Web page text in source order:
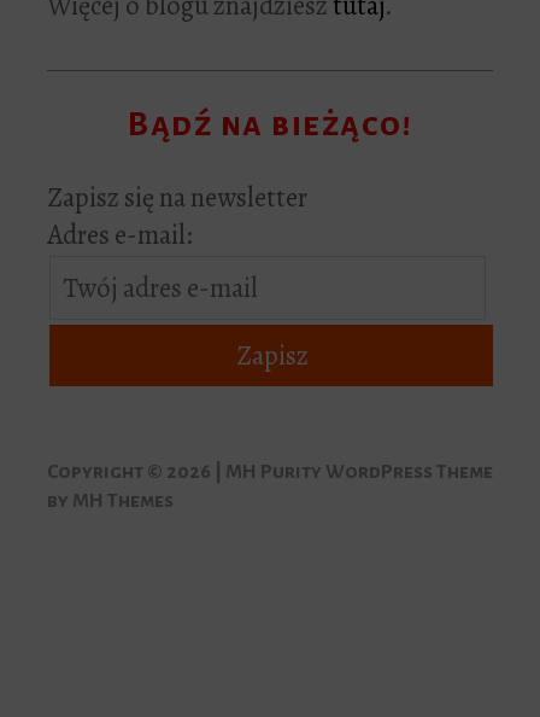
Bądź na bieżąco!
Zapisz się na newsletter
Adres e-mail:
Copyright © 2026 | MH Purity WordPress Theme
by MH Themes